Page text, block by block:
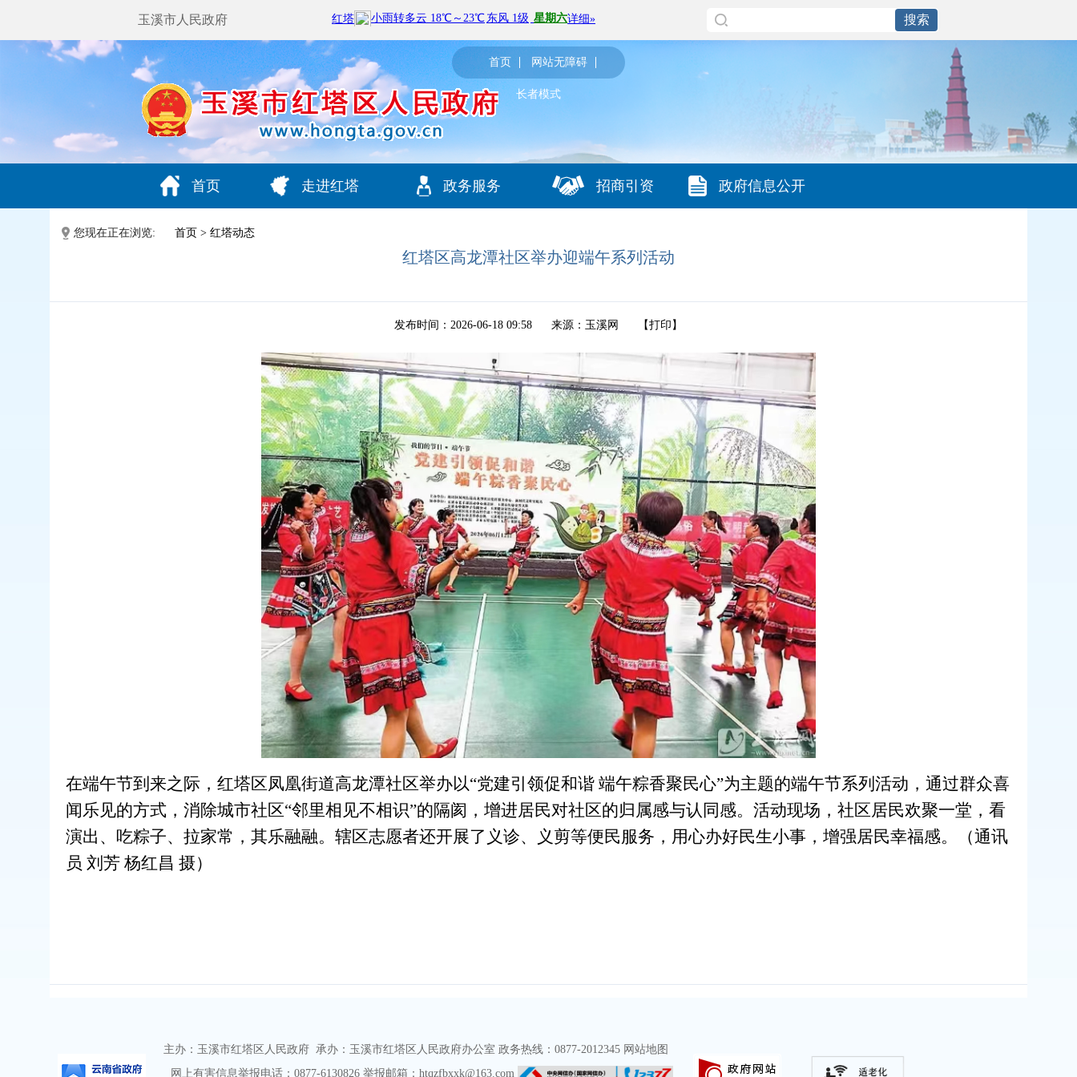
玉溪市人民政府
首页 网站无障碍
长者模式
首页 走进红塔 政务服务 招商引资 政府信息公开
您现在正在浏览: 首页 > 红塔动态
红塔区高龙潭社区举办迎端午系列活动
发布时间：2026-06-18 09:58 来源：玉溪网 【打印 】
在端午节到来之际，红塔区凤凰街道高龙潭社区举办以“党建引领促和谐 端午粽香聚民心”为主题的端午节系列活动，通过群众喜
闻乐见的方式，消除城市社区“邻里相见不相识”的隔阂，增进居民对社区的归属感与认同感。活动现场，社区居民欢聚一堂，看
演出、吃粽子、拉家常，其乐融融。辖区志愿者还开展了义诊、义剪等便民服务，用心办好民生小事，增强居民幸福感。（通讯
员 刘芳 杨红昌 摄）
主办：玉溪市红塔区人民政府 承办：玉溪市红塔区人民政府办公室 政务热线：0877-2012345 网站地图
网上有害信息举报电话：0877-6130826 举报邮箱：htqzfbxxk@163.com